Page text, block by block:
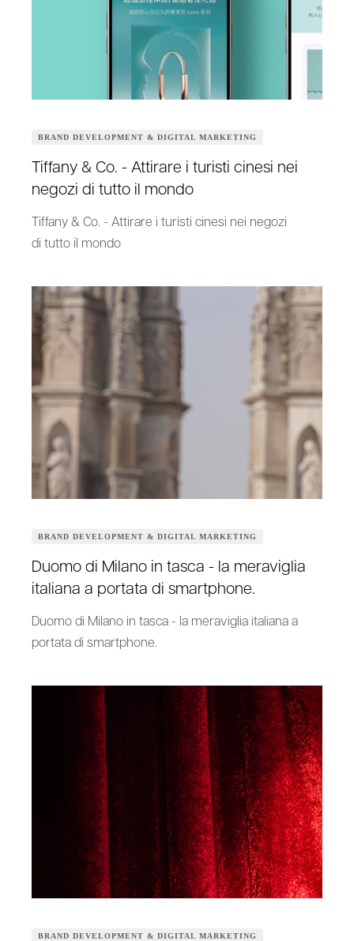
BRAND DEVELOPMENT & DIGITAL MARKETING
Tiffany & Co. - Attirare i turisti cinesi nei
negozi di tutto il mondo
Tiffany & Co. - Attirare i turisti cinesi nei negozi
di tutto il mondo
BRAND DEVELOPMENT & DIGITAL MARKETING
Duomo di Milano in tasca - la meraviglia
italiana a portata di smartphone.
Duomo di Milano in tasca - la meraviglia italiana a
portata di smartphone.
BRAND DEVELOPMENT & DIGITAL MARKETING